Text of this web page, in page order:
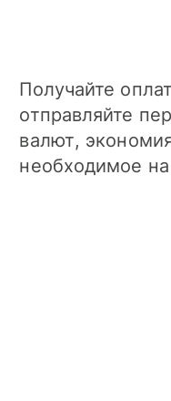
Получайте
отправляйте
валют,
необходимое